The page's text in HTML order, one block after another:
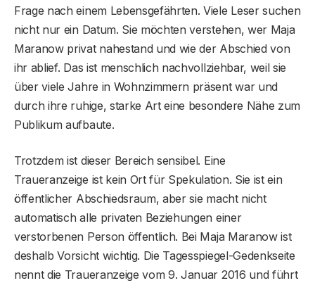
Frage nach einem Lebensgefährten. Viele Leser suchen
nicht nur ein Datum. Sie möchten verstehen, wer Maja
Maranow privat nahestand und wie der Abschied von
ihr ablief. Das ist menschlich nachvollziehbar, weil sie
über viele Jahre in Wohnzimmern präsent war und
durch ihre ruhige, starke Art eine besondere Nähe zum
Publikum aufbaute.
Trotzdem ist dieser Bereich sensibel. Eine
Traueranzeige ist kein Ort für Spekulation. Sie ist ein
öffentlicher Abschiedsraum, aber sie macht nicht
automatisch alle privaten Beziehungen einer
verstorbenen Person öffentlich. Bei Maja Maranow ist
deshalb Vorsicht wichtig. Die Tagesspiegel-Gedenkseite
nennt die Traueranzeige vom 9. Januar 2016 und führt